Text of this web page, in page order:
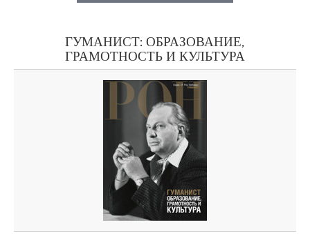
ГУМАНИСТ: ОБРАЗОВАНИЕ,
ГРАМОТНОСТЬ И КУЛЬТУРА